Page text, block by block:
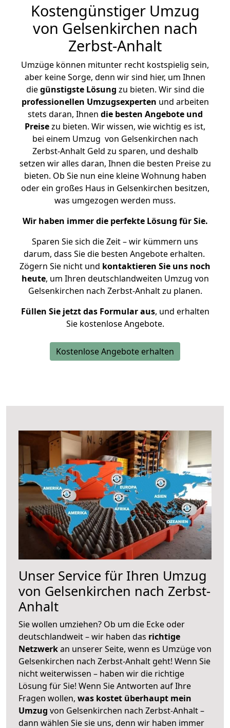
Kostengünstiger Umzug
von Gelsenkirchen nach
Zerbst-Anhalt
Umzüge können mitunter recht kostspielig sein,
aber keine Sorge, denn wir sind hier, um Ihnen
diegünstigste Lösung zu bieten. Wir sind die
professionellen Umzugsexperten und arbeiten
stets daran, Ihnen die besten Angebote und
Preisezu bieten. Wir wissen, wie wichtig es ist,
bei einem Umzug von Gelsenkirchen nach
Zerbst-Anhalt Geld zu sparen, und deshalb
setzen wir alles daran, Ihnen die besten Preise zu
bieten. Ob Sie nun eine kleine Wohnung haben
oder ein großes Haus in Gelsenkirchen besitzen,
was umgezogen werden muss.
Wir haben immer die perfekte Lösung für Sie.
Sparen Sie sich die Zeit – wir kümmern uns
darum, dass Sie die besten Angebote erhalten.
Zögern Sie nicht und kontaktieren Sie uns noch
heute, um Ihren deutschlandweiten Umzug von
Gelsenkirchen nach Zerbst-Anhalt zu planen.
Füllen Sie jetzt das Formular aus, und erhalten
Sie kostenlose Angebote.
Kostenlose Angebote erhalten
Unser Service für Ihren Umzug
von Gelsenkirchen nach Zerbst-
Anhalt
Sie wollen umziehen? Ob um die Ecke oder
deutschlandweit – wir haben das richtige
Netzwerkan unserer Seite, wenn es Umzüge von
Gelsenkirchen nach Zerbst-Anhalt geht! Wenn Sie
nicht weiterwissen – haben wir die richtige
Lösung für Sie! Wenn Sie Antworten auf Ihre
Fragen wollen, was kostet überhaupt mein
Umzug von Gelsenkirchen nach Zerbst-Anhalt –
dann wählen Sie sie uns, denn wir haben immer